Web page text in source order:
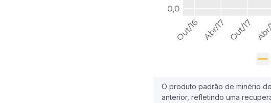
O produto padrão de minério
anterior, refletindo uma